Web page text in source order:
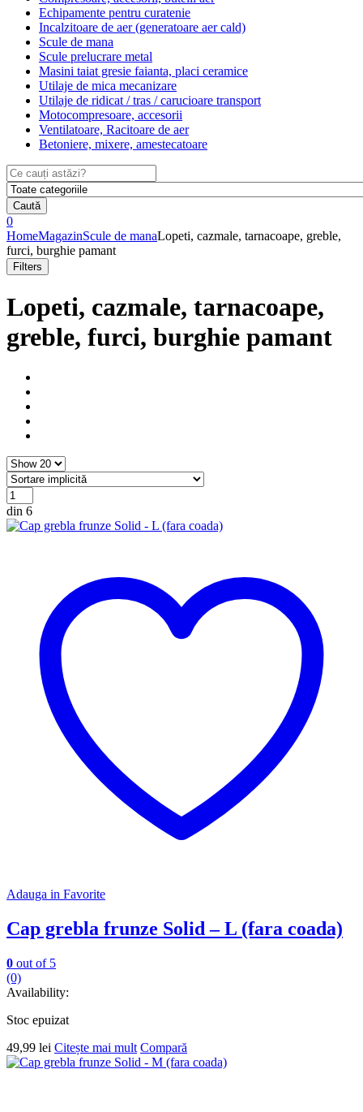
Echipamente pentru curatenie
Incalzitoare de aer (generatoare aer cald)
Scule de mana
Scule prelucrare metal
Masini taiat gresie faianta, placi ceramice
Utilaje de mica mecanizare
Utilaje de ridicat / tras / carucioare transport
Motocompresoare, accesorii
Ventilatoare, Racitoare de aer
Betoniere, mixere, amestecatoare
Search
for:
Caută
0
HomeMagazinScule de manaLopeti, cazmale, tarnacoape, greble,
furci, burghie pamant
Filters
Lopeti, cazmale, tarnacoape,
greble, furci, burghie pamant
din 6
Adauga in Favorite
Cap grebla frunze Solid – L (fara coada)
0 out of 5
(0)
Availability:
Stoc epuizat
49,99 lei Citește mai mult Compară